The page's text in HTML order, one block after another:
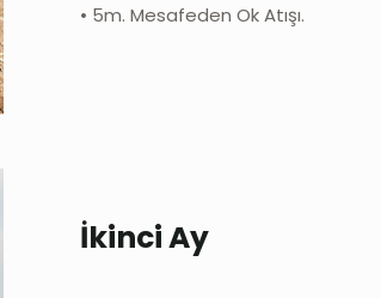
• 5m. Mesafeden Ok Atışı.
İkinci Ay